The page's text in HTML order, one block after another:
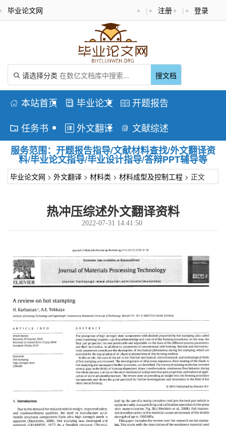
毕业论文网 登录
|
注册
|
 请选择分类 搜文档
 本站首页  毕业论文  开题报告
 任务书  外文翻译  文献综述
服务范围：开题报告指导/文献材料查找/外文翻译资
料/毕业论文指导/毕业设计指导/答辩PPT辅导等
毕业论文网 > 外文翻译 > 材料类 > 材料成型及控制工程 > 正文
热冲压综述外文翻译资料
2022-07-31 14:41:50